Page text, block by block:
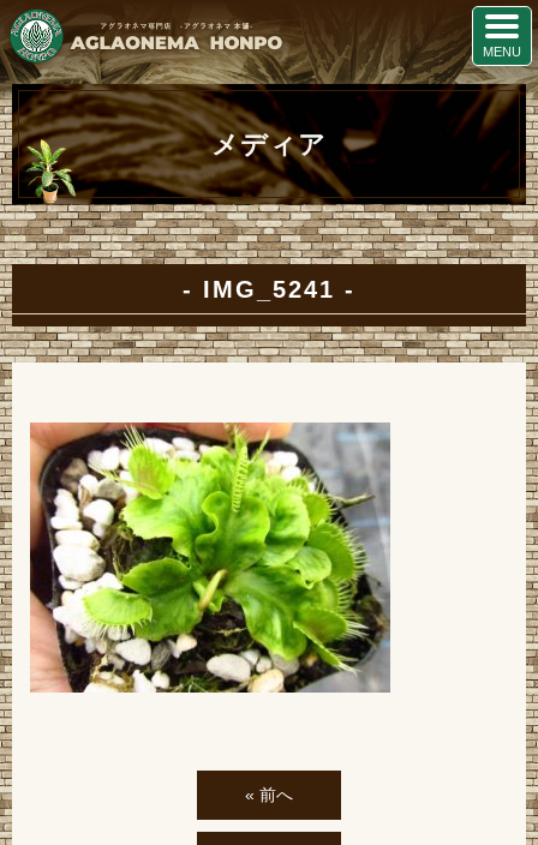
メディア
IMG_5241
« 前へ